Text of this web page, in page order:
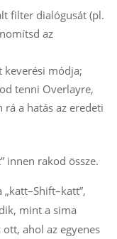
filter dialógusát (pl.
az
keverési módja;
tenni Overlayre,
a hatás az eredeti
innen rakod össze.
mint a sima
ahol az egyenes